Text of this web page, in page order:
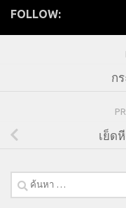
FOLLOW:
ก
เย็ด
ค้นหา
สำหรับ: